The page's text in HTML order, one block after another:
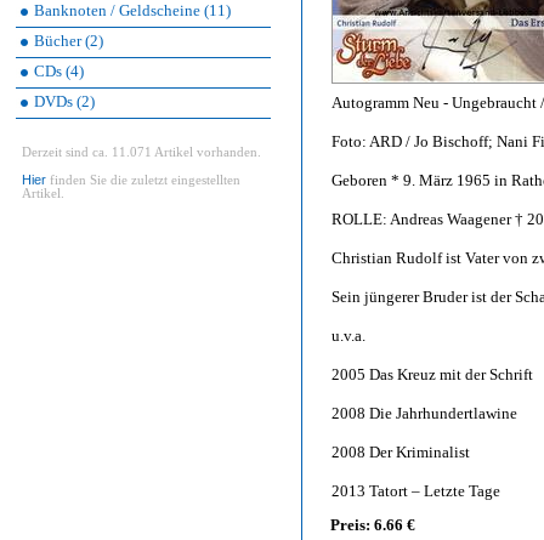
Banknoten / Geldscheine (11)
Bücher (2)
CDs (4)
DVDs (2)
Derzeit sind ca. 11.071 Artikel vorhanden.
Hier finden Sie die zuletzt eingestellten
Artikel.
Autogramm Neu -
Foto: ARD / Jo Bischoff; Nani
Geboren * 9. März 1965 in
ROLLE: Andreas Waagener †
Christian Rudolf ist Vater von
Sein jüngerer Bruder ist der
u.v.a.
2005 Das Kreuz mit der Schrift
2008 Die Jahrhundertlawine
2008 Der Kriminalist
2013 Tatort – Letzte Tage
Preis: 6.66 €